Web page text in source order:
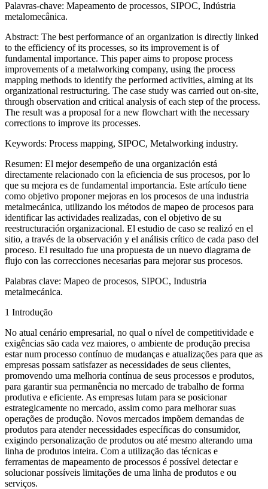
Palavras-chave: Mapeamento de processos, SIPOC, Indústria
metalomecânica.
Abstract: The best performance of an organization is directly linked
to the efficiency of its processes, so its improvement is of
fundamental importance. This paper aims to propose process
improvements of a metalworking company, using the process
mapping methods to identify the performed activities, aiming at its
organizational restructuring. The case study was carried out on-site,
through observation and critical analysis of each step of the process.
The result was a proposal for a new flowchart with the necessary
corrections to improve its processes.
Keywords: Process mapping, SIPOC, Metalworking industry.
Resumen: El mejor desempeño de una organización está
directamente relacionado con la eficiencia de sus procesos, por lo
que su mejora es de fundamental importancia. Este artículo tiene
como objetivo proponer mejoras en los procesos de una industria
metalmecánica, utilizando los métodos de mapeo de procesos para
identificar las actividades realizadas, con el objetivo de su
reestructuración organizacional. El estudio de caso se realizó en el
sitio, a través de la observación y el análisis crítico de cada paso del
proceso. El resultado fue una propuesta de un nuevo diagrama de
flujo con las correcciones necesarias para mejorar sus procesos.
Palabras clave: Mapeo de procesos, SIPOC, Industria
metalmecánica.
1 Introdução
No atual cenário empresarial, no qual o nível de competitividade e
exigências são cada vez maiores, o ambiente de produção precisa
estar num processo contínuo de mudanças e atualizações para que as
empresas possam satisfazer as necessidades de seus clientes,
promovendo uma melhoria contínua de seus processos e produtos,
para garantir sua permanência no mercado de trabalho de forma
produtiva e eficiente. As empresas lutam para se posicionar
estrategicamente no mercado, assim como para melhorar suas
operações de produção. Novos mercados impõem demandas de
produtos para atender necessidades específicas do consumidor,
exigindo personalização de produtos ou até mesmo alterando uma
linha de produtos inteira. Com a utilização das técnicas e
ferramentas de mapeamento de processos é possível detectar e
solucionar possíveis limitações de uma linha de produtos e ou
serviços.